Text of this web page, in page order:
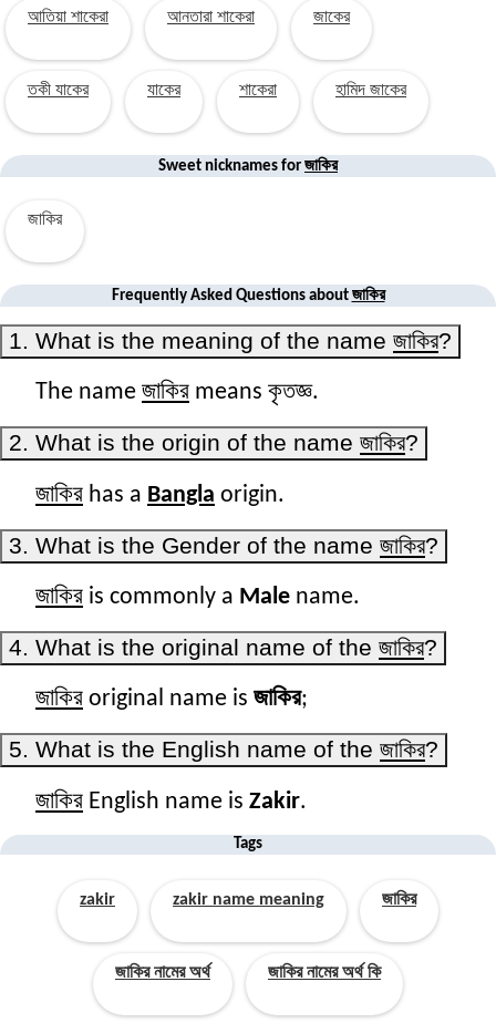
আতিয়া শাকেরা আনতারা শাকেরা জাকের
তকী যাকের যাকের শাকেরা হামিদ জাকের
Sweet nicknames for জাকির
জাকির
Frequently Asked Questions about জাকির
1. What is the meaning of the name জাকির?
The name জাকির means কৃতজ্ঞ.
2. What is the origin of the name জাকির?
জাকির has a Bangla origin.
3. What is the Gender of the name জাকির?
জাকির is commonly a Male name.
4. What is the original name of the জাকির?
জাকির original name is জাকির;
5. What is the English name of the জাকির?
জাকির English name is Zakir.
Tags
zakir zakir name meaning জাকির
জাকির নামের অর্থ জাকির নামের অর্থ কি